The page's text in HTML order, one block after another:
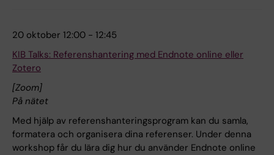
20 oktober 12:00 - 12:45
KIB Talks: Referenshantering med Endnote online eller
Zotero
[Zoom]
På nätet
Med hjälp av referenshanteringsprogram kan du samla,
formatera och organisera dina referenser. Under denna
workshop får du lära dig hur du använder Endnote online